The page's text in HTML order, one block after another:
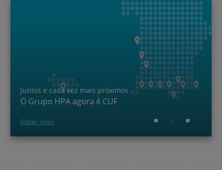
Juntos e cada vez mais próximos
O Grupo HPA agora é CUF
Saber mais